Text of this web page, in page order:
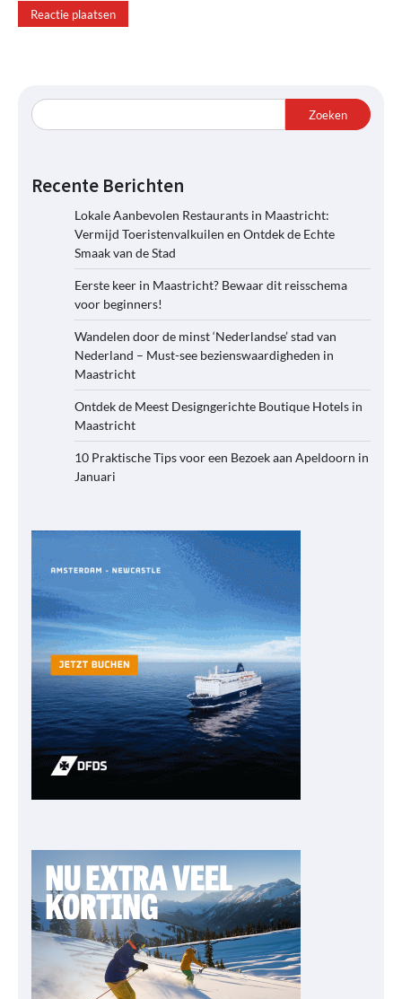
Zoeken
Recente Berichten
Lokale Aanbevolen Restaurants in Maastricht:
Vermijd Toeristenvalkuilen en Ontdek de Echte
Smaak van de Stad
Eerste keer in Maastricht? Bewaar dit reisschema
voor beginners!
Wandelen door de minst ‘Nederlandse’ stad van
Nederland – Must-see bezienswaardigheden in
Maastricht
Ontdek de Meest Designgerichte Boutique Hotels in
Maastricht
10 Praktische Tips voor een Bezoek aan Apeldoorn in
Januari